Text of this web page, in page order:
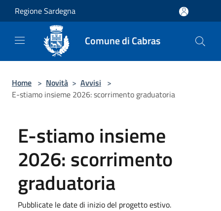
Salta al contenuto principale
Regione Sardegna
Comune di Cabras
Home > Novità > Avvisi >
E-stiamo insieme 2026: scorrimento graduatoria
E-stiamo insieme
2026: scorrimento
graduatoria
Pubblicate le date di inizio del progetto estivo.